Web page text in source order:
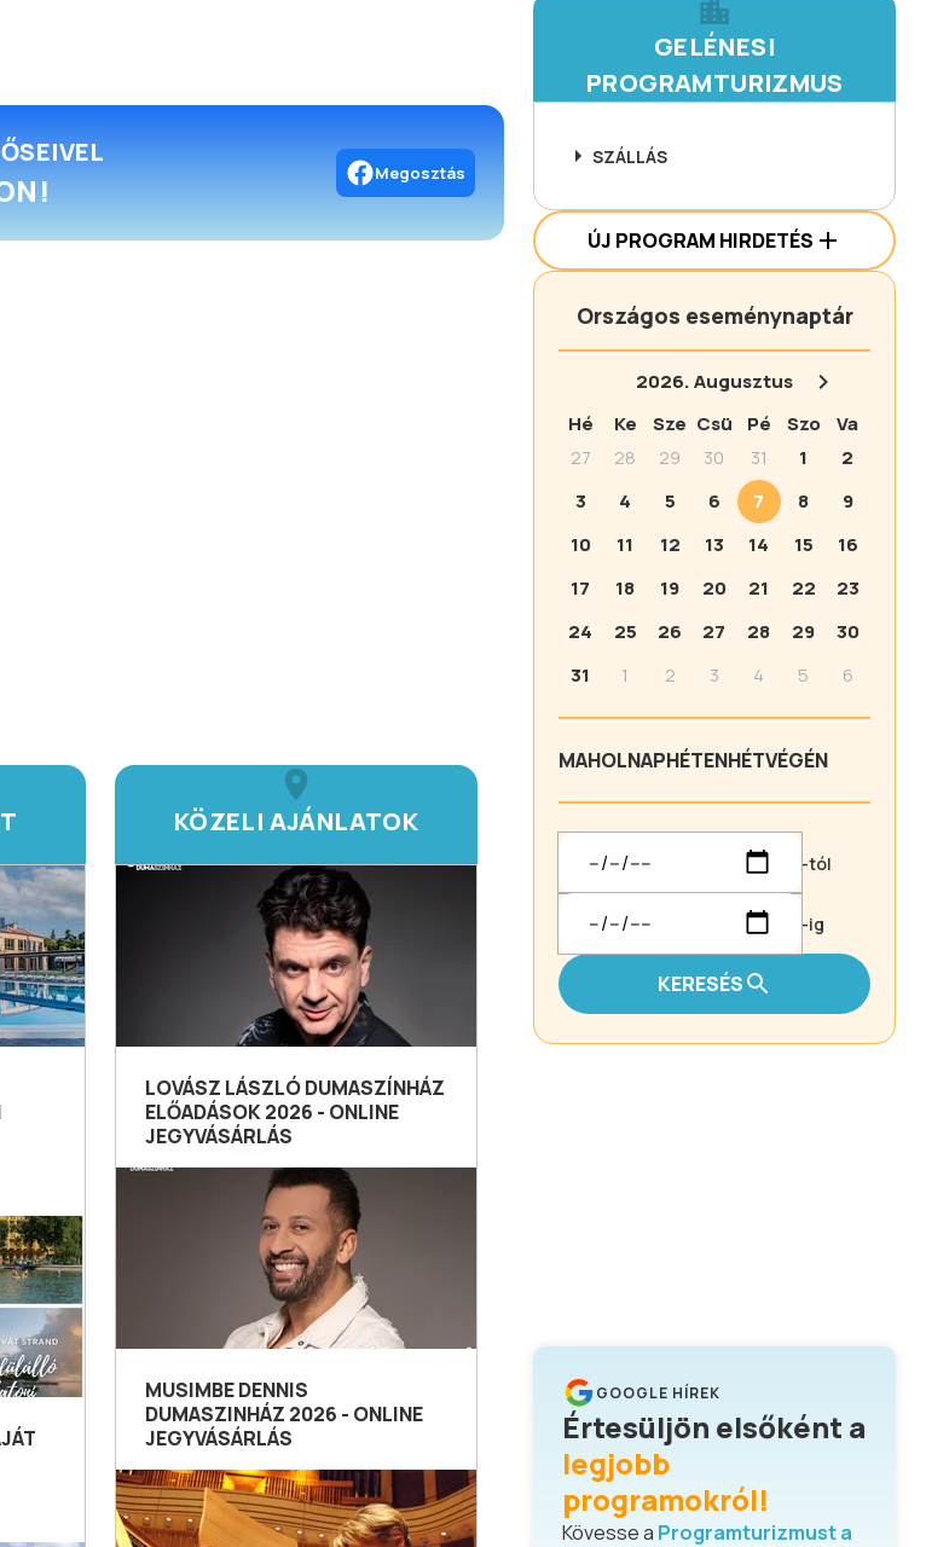
Megosztás
KÖZELI AJÁNLATOK
LOVÁSZ LÁSZLÓ DUMASZÍNHÁZ
ELŐADÁSOK 2026 - ONLINE
JEGYVÁSÁRLÁS
MUSIMBE DENNIS
DUMASZINHÁZ 2026 - ONLINE
JEGYVÁSÁRLÁS
GELÉNESI
PROGRAMTURIZMUS
SZÁLLÁS
ÚJ PROGRAM HIRDETÉS
Országos eseménynaptár
2026.Augusztus
Hé
Ke Sze Csü Pé Szo
Va
27
28 29 30 31 1
2
3
4 5 6 7 8
9
10
11 12 13 14 15
16
17
18 19 20 21 22
23
24
25 26 27 28 29
30
31
1 2 3 4 5 6
MAHOLNAPHÉTENHÉTVÉGÉN
-tól
-ig
KERESÉS
GOOGLE HÍREK
Értesüljön elsőként a
legjobb
programokról!
Kövesse a Programturizmust a